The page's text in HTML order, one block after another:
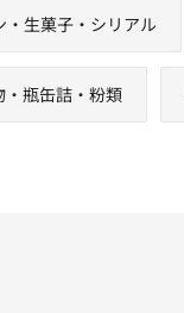
・生菓子・シリアル
・瓶缶詰・粉類